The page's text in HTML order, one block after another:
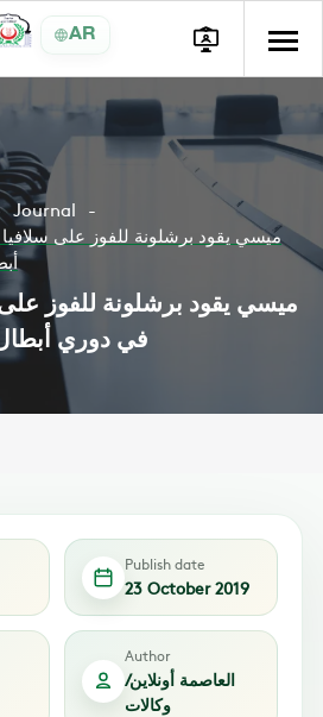
AR
Journal
ميسي يقود برشلونة للفوز على
ميسي يقود برشلونة للفوز
في دوري
Publish date
23 October 2019
Author
العاصمة أونلاين/
وكالات